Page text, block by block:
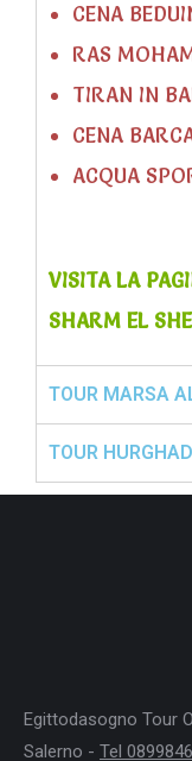
CENA
RAS
TIRAN IN
CENA
ACQUA
VISITA LA
SHARM EL
TOUR MARSA
TOUR
Egittodasogno Tour
Salerno - Tel